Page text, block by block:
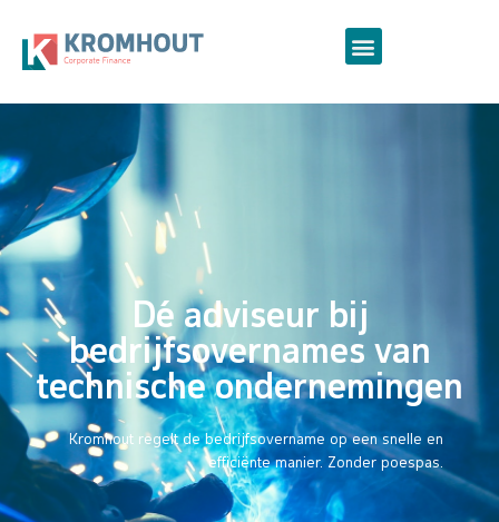
Dé adviseur bij
bedrijfsovernames van
technische ondernemingen
Kromhout regelt de bedrijfsovername op een snelle en
efficiënte manier. Zonder poespas.